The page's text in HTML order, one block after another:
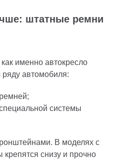
штатные ремни
именно автокресло
ряду автомобиля:
системы
В моделях с
снизу и прочно